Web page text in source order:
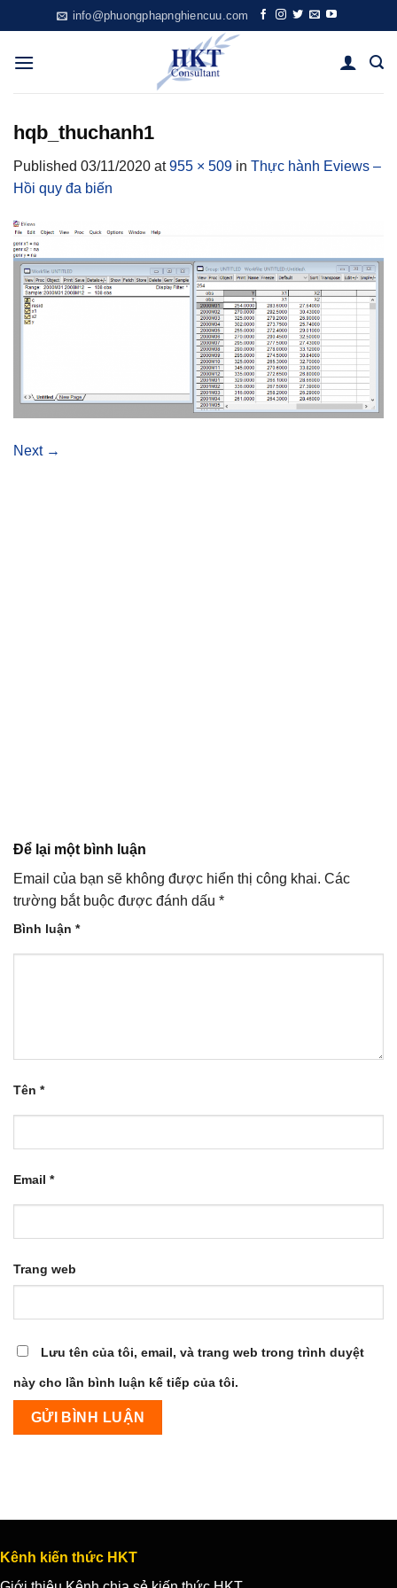
to
content
info@phuongphapnghiencuu.com
hqb_thuchanh1
Published 03/11/2020 at955 × 509 in Thực hành Eviews –
Hồi quy đa biến
Next →
Để lại một bình luận
Email của bạn sẽ không được hiển thị công khai. Các
trường bắt buộc được đánh dấu *
Bình luận *
Tên *
Email *
Trang web
Lưu tên của tôi, email, và trang web trong trình duyệt
này cho lần bình luận kế tiếp của tôi.
Kênh kiến thức HKT